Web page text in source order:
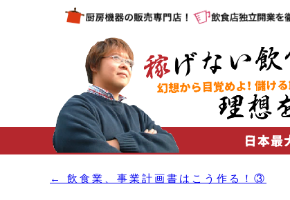
← 飲食業、事業計画書はこう作る！③